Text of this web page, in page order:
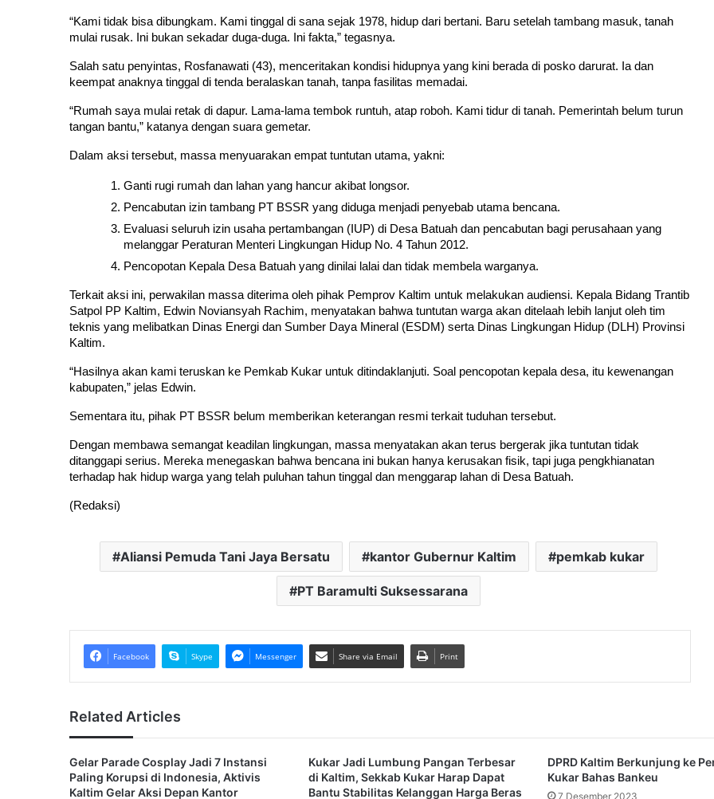
“Kami tidak bisa dibungkam. Kami tinggal di sana sejak 1978, hidup dari bertani. Baru setelah tambang masuk, tanah
mulai rusak. Ini bukan sekadar duga-duga. Ini fakta,” tegasnya.
Salah satu penyintas, Rosfanawati (43), menceritakan kondisi hidupnya yang kini berada di posko darurat. Ia dan
keempat anaknya tinggal di tenda beralaskan tanah, tanpa fasilitas memadai.
“Rumah saya mulai retak di dapur. Lama-lama tembok runtuh, atap roboh. Kami tidur di tanah. Pemerintah belum turun
tangan bantu,” katanya dengan suara gemetar.
Dalam aksi tersebut, massa menyuarakan empat tuntutan utama, yakni:
Ganti rugi rumah dan lahan yang hancur akibat longsor.
Pencabutan izin tambang PT BSSR yang diduga menjadi penyebab utama bencana.
Evaluasi seluruh izin usaha pertambangan (IUP) di Desa Batuah dan pencabutan bagi perusahaan yang
melanggar Peraturan Menteri Lingkungan Hidup No. 4 Tahun 2012.
Pencopotan Kepala Desa Batuah yang dinilai lalai dan tidak membela warganya.
Terkait aksi ini, perwakilan massa diterima oleh pihak Pemprov Kaltim untuk melakukan audiensi. Kepala Bidang Trantib
Satpol PP Kaltim, Edwin Noviansyah Rachim, menyatakan bahwa tuntutan warga akan ditelaah lebih lanjut oleh tim
teknis yang melibatkan Dinas Energi dan Sumber Daya Mineral (ESDM) serta Dinas Lingkungan Hidup (DLH) Provinsi
Kaltim.
“Hasilnya akan kami teruskan ke Pemkab Kukar untuk ditindaklanjuti. Soal pencopotan kepala desa, itu kewenangan
kabupaten,” jelas Edwin.
Sementara itu, pihak PT BSSR belum memberikan keterangan resmi terkait tuduhan tersebut.
Dengan membawa semangat keadilan lingkungan, massa menyatakan akan terus bergerak jika tuntutan tidak
ditanggapi serius. Mereka menegaskan bahwa bencana ini bukan hanya kerusakan fisik, tapi juga pengkhianatan
terhadap hak hidup warga yang telah puluhan tahun tinggal dan menggarap lahan di Desa Batuah.
(Redaksi)
Aliansi Pemuda Tani Jaya Bersatu kantor Gubernur Kaltim pemkab kukar
PT Baramulti Suksessarana
Facebook Skype Messenger Share via Email Print
Related Articles
Gelar Parade Cosplay Jadi 7 Instansi
Paling Korupsi di Indonesia, Aktivis
Kaltim Gelar Aksi Depan Kantor
Kukar Jadi Lumbung Pangan Terbesar
di Kaltim, Sekkab Kukar Harap Dapat
Bantu Stabilitas Kelanggan Harga Beras
DPRD Kaltim Berkunjung ke
Kukar Bahas Bankeu
7 Desember 2023